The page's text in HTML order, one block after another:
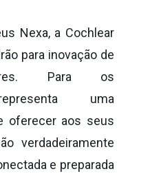
Nexa, a Cochlear
para inovação de
Para os
uma
oferecer aos seus
verdadeiramente
e preparada